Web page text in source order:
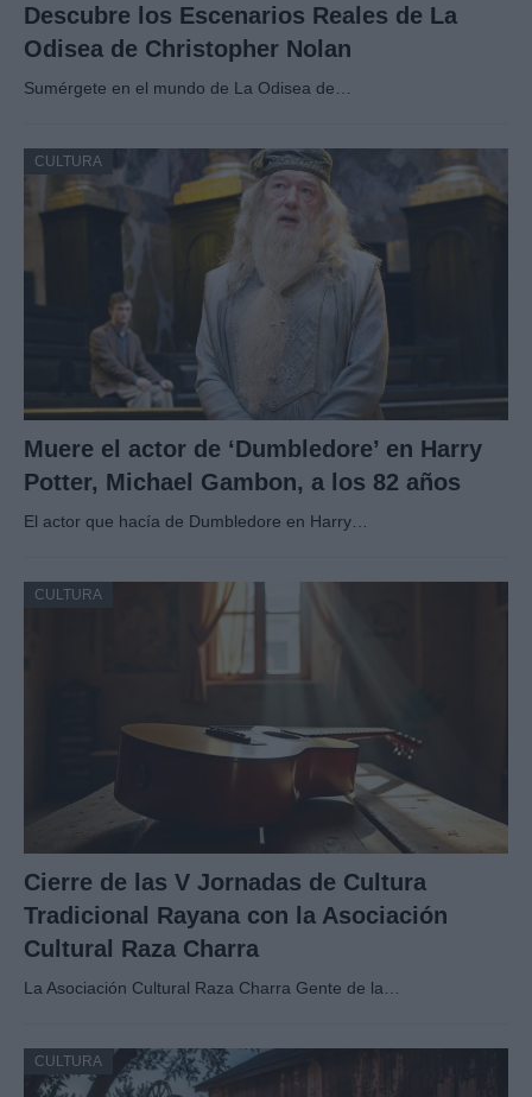
Descubre los Escenarios Reales de La
Odisea de Christopher Nolan
Sumérgete en el mundo de La Odisea de…
CULTURA
Muere el actor de ‘Dumbledore’ en Harry
Potter, Michael Gambon, a los 82 años
El actor que hacía de Dumbledore en Harry…
CULTURA
Cierre de las V Jornadas de Cultura
Tradicional Rayana con la Asociación
Cultural Raza Charra
La Asociación Cultural Raza Charra Gente de la…
CULTURA